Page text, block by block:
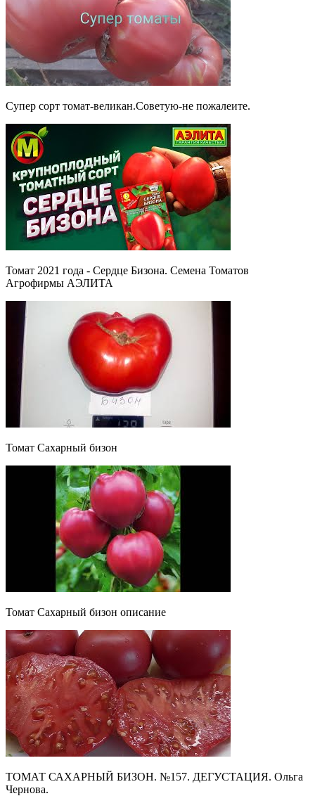
Супер сорт томат-великан.Советую-не пожалеите.
Томат 2021 года - Сердце Бизона. Семена Томатов
Агрофирмы АЭЛИТА
Томат Сахарный бизон
Томат Сахарный бизон описание
ТОМАТ САХАРНЫЙ БИЗОН. №157. ДЕГУСТАЦИЯ. Ольга
Чернова.